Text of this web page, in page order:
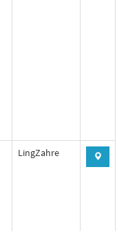
LingZahre